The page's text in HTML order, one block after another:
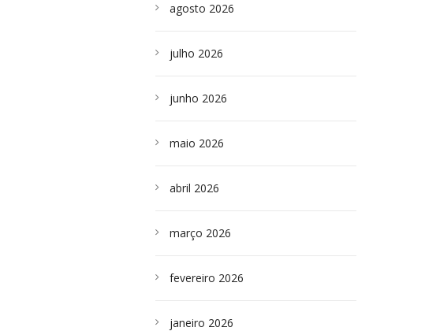
agosto 2026
julho 2026
junho 2026
maio 2026
abril 2026
março 2026
fevereiro 2026
janeiro 2026